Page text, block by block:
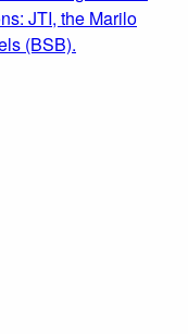
JTI, the Marilo
(BSB).